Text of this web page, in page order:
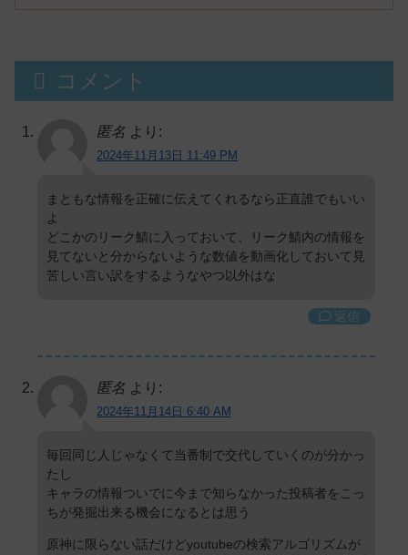
コメント
匿名 より:
2024年11月13日 11:49 PM
まともな情報を正確に伝えてくれるなら正直誰でもいい
よ
どこかのリーク鯖に入っておいて、リーク鯖内の情報を
見てないと分からないような数値を動画化しておいて見
苦しい言い訳をするようなやつ以外はな
返信
匿名 より:
2024年11月14日 6:40 AM
毎回同じ人じゃなくて当番制で交代していくのが分かっ
たし
キャラの情報ついでに今まで知らなかった投稿者をこっ
ちが発掘出来る機会になるとは思う
原神に限らない話だけどyoutubeの検索アルゴリズムが